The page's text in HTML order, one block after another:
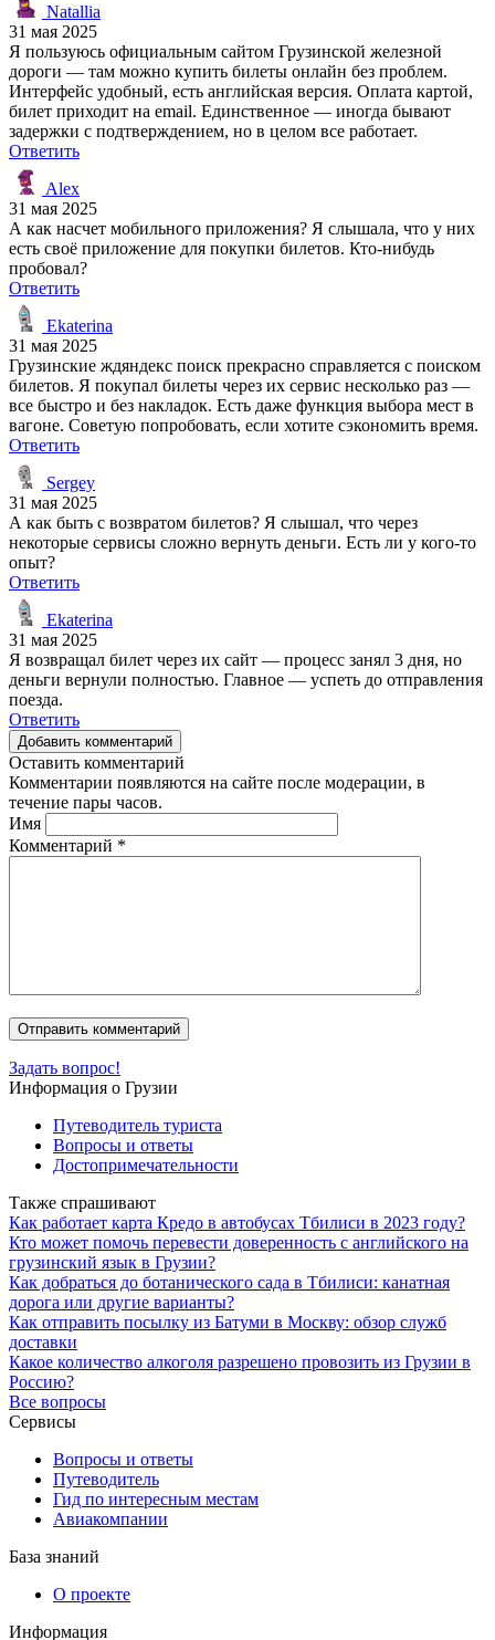
Natallia
31 мая 2025
Я пользуюсь официальным сайтом Грузинской железной
дороги — там можно купить билеты онлайн без проблем.
Интерфейс удобный, есть английская версия. Оплата картой,
билет приходит на email. Единственное — иногда бывают
задержки с подтверждением, но в целом все работает.
Ответить
Alex
31 мая 2025
А как насчет мобильного приложения? Я слышала, что у них
есть своё приложение для покупки билетов. Кто-нибудь
пробовал?
Ответить
Ekaterina
31 мая 2025
Грузинские ждяндекс поиск прекрасно справляется с поиском
билетов. Я покупал билеты через их сервис несколько раз —
все быстро и без накладок. Есть даже функция выбора мест в
вагоне. Советую попробовать, если хотите сэкономить время.
Ответить
Sergey
31 мая 2025
А как быть с возвратом билетов? Я слышал, что через
некоторые сервисы сложно вернуть деньги. Есть ли у кого-то
опыт?
Ответить
Ekaterina
31 мая 2025
Я возвращал билет через их сайт — процесс занял 3 дня, но
деньги вернули полностью. Главное — успеть до отправления
поезда.
Ответить
Добавить комментарий
Оставить комментарий
Комментарии появляются на сайте после модерации, в
течение пары часов.
Имя
Комментарий *
Задать вопрос!
Информация о Грузии
Путеводитель туриста
Вопросы и ответы
Достопримечательности
Также спрашивают
Как работает карта Кредо в автобусах Тбилиси в 2023 году?
Кто может помочь перевести доверенность с английского на
грузинский язык в Грузии?
Как добраться до ботанического сада в Тбилиси: канатная
дорога или другие варианты?
Как отправить посылку из Батуми в Москву: обзор служб
доставки
Какое количество алкоголя разрешено провозить из Грузии в
Россию?
Все вопросы
Сервисы
Вопросы и ответы
Путеводитель
Гид по интересным местам
Авиакомпании
База знаний
О проекте
Информация